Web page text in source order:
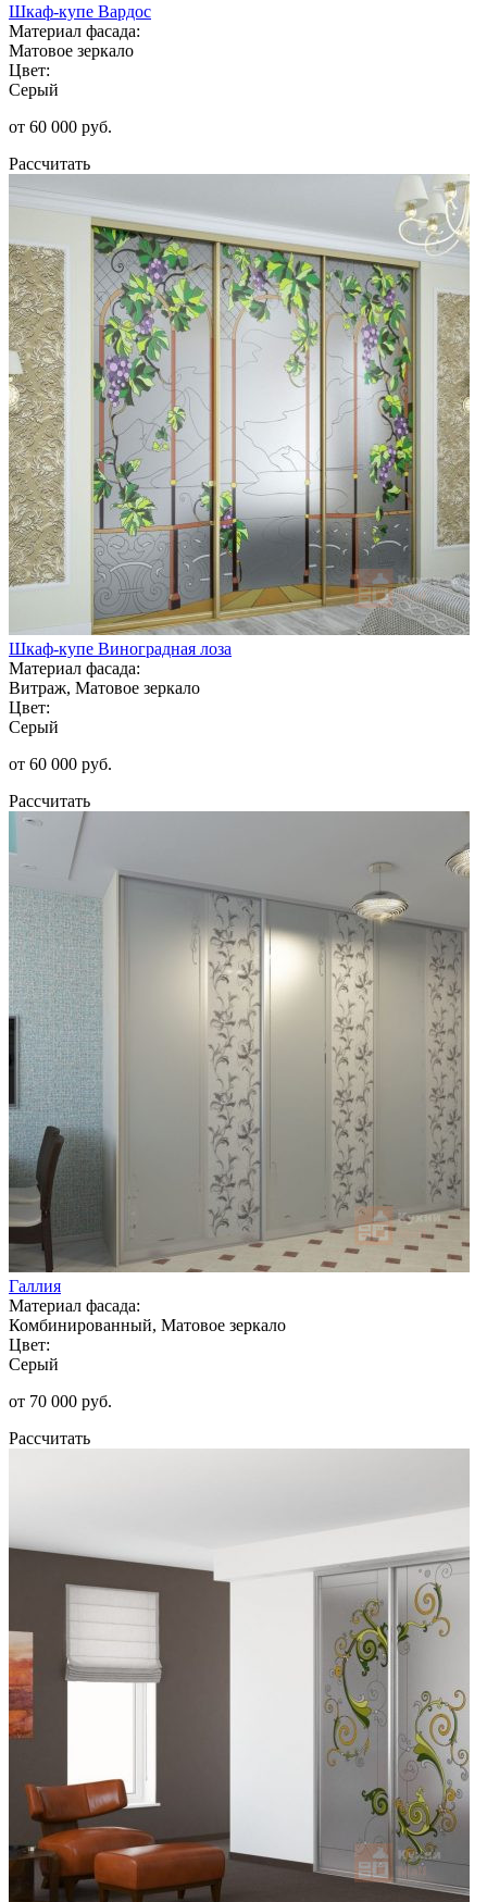
Шкаф-купе Вардос
Материал фасада:
Матовое зеркало
Цвет:
Серый
от 60 000 руб.
Рассчитать
Шкаф-купе Виноградная лоза
Материал фасада:
Витраж, Матовое зеркало
Цвет:
Серый
от 60 000 руб.
Рассчитать
Галлия
Материал фасада:
Комбинированный, Матовое зеркало
Цвет:
Серый
от 70 000 руб.
Рассчитать